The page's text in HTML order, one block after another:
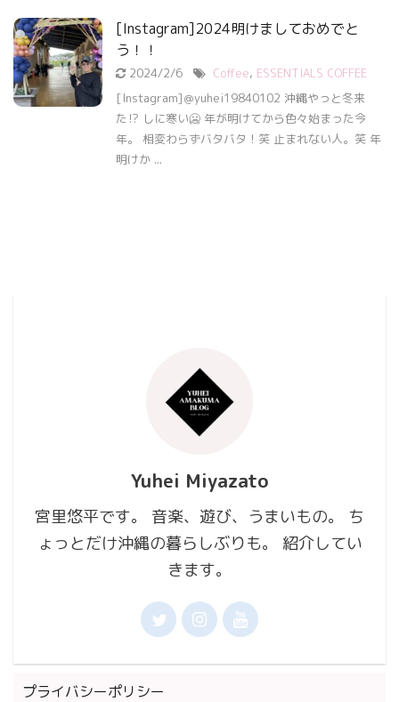
[Instagram]2024明けましておめでと
う！！
2024/2/6 Coffee, ESSENTIALS COFFEE
[Instagram]＠yuhei19840102 沖縄やっと冬来
た⁉︎ しに寒い🥶 年が明けてから色々始まった今
年。 相変わらずバタバタ！笑 止まれない人。笑 年
明けか ...
Yuhei Miyazato
宮里悠平です。 音楽、遊び、うまいもの。 ち
ょっとだけ沖縄の暮らしぶりも。 紹介してい
きます。
プライバシーポリシー